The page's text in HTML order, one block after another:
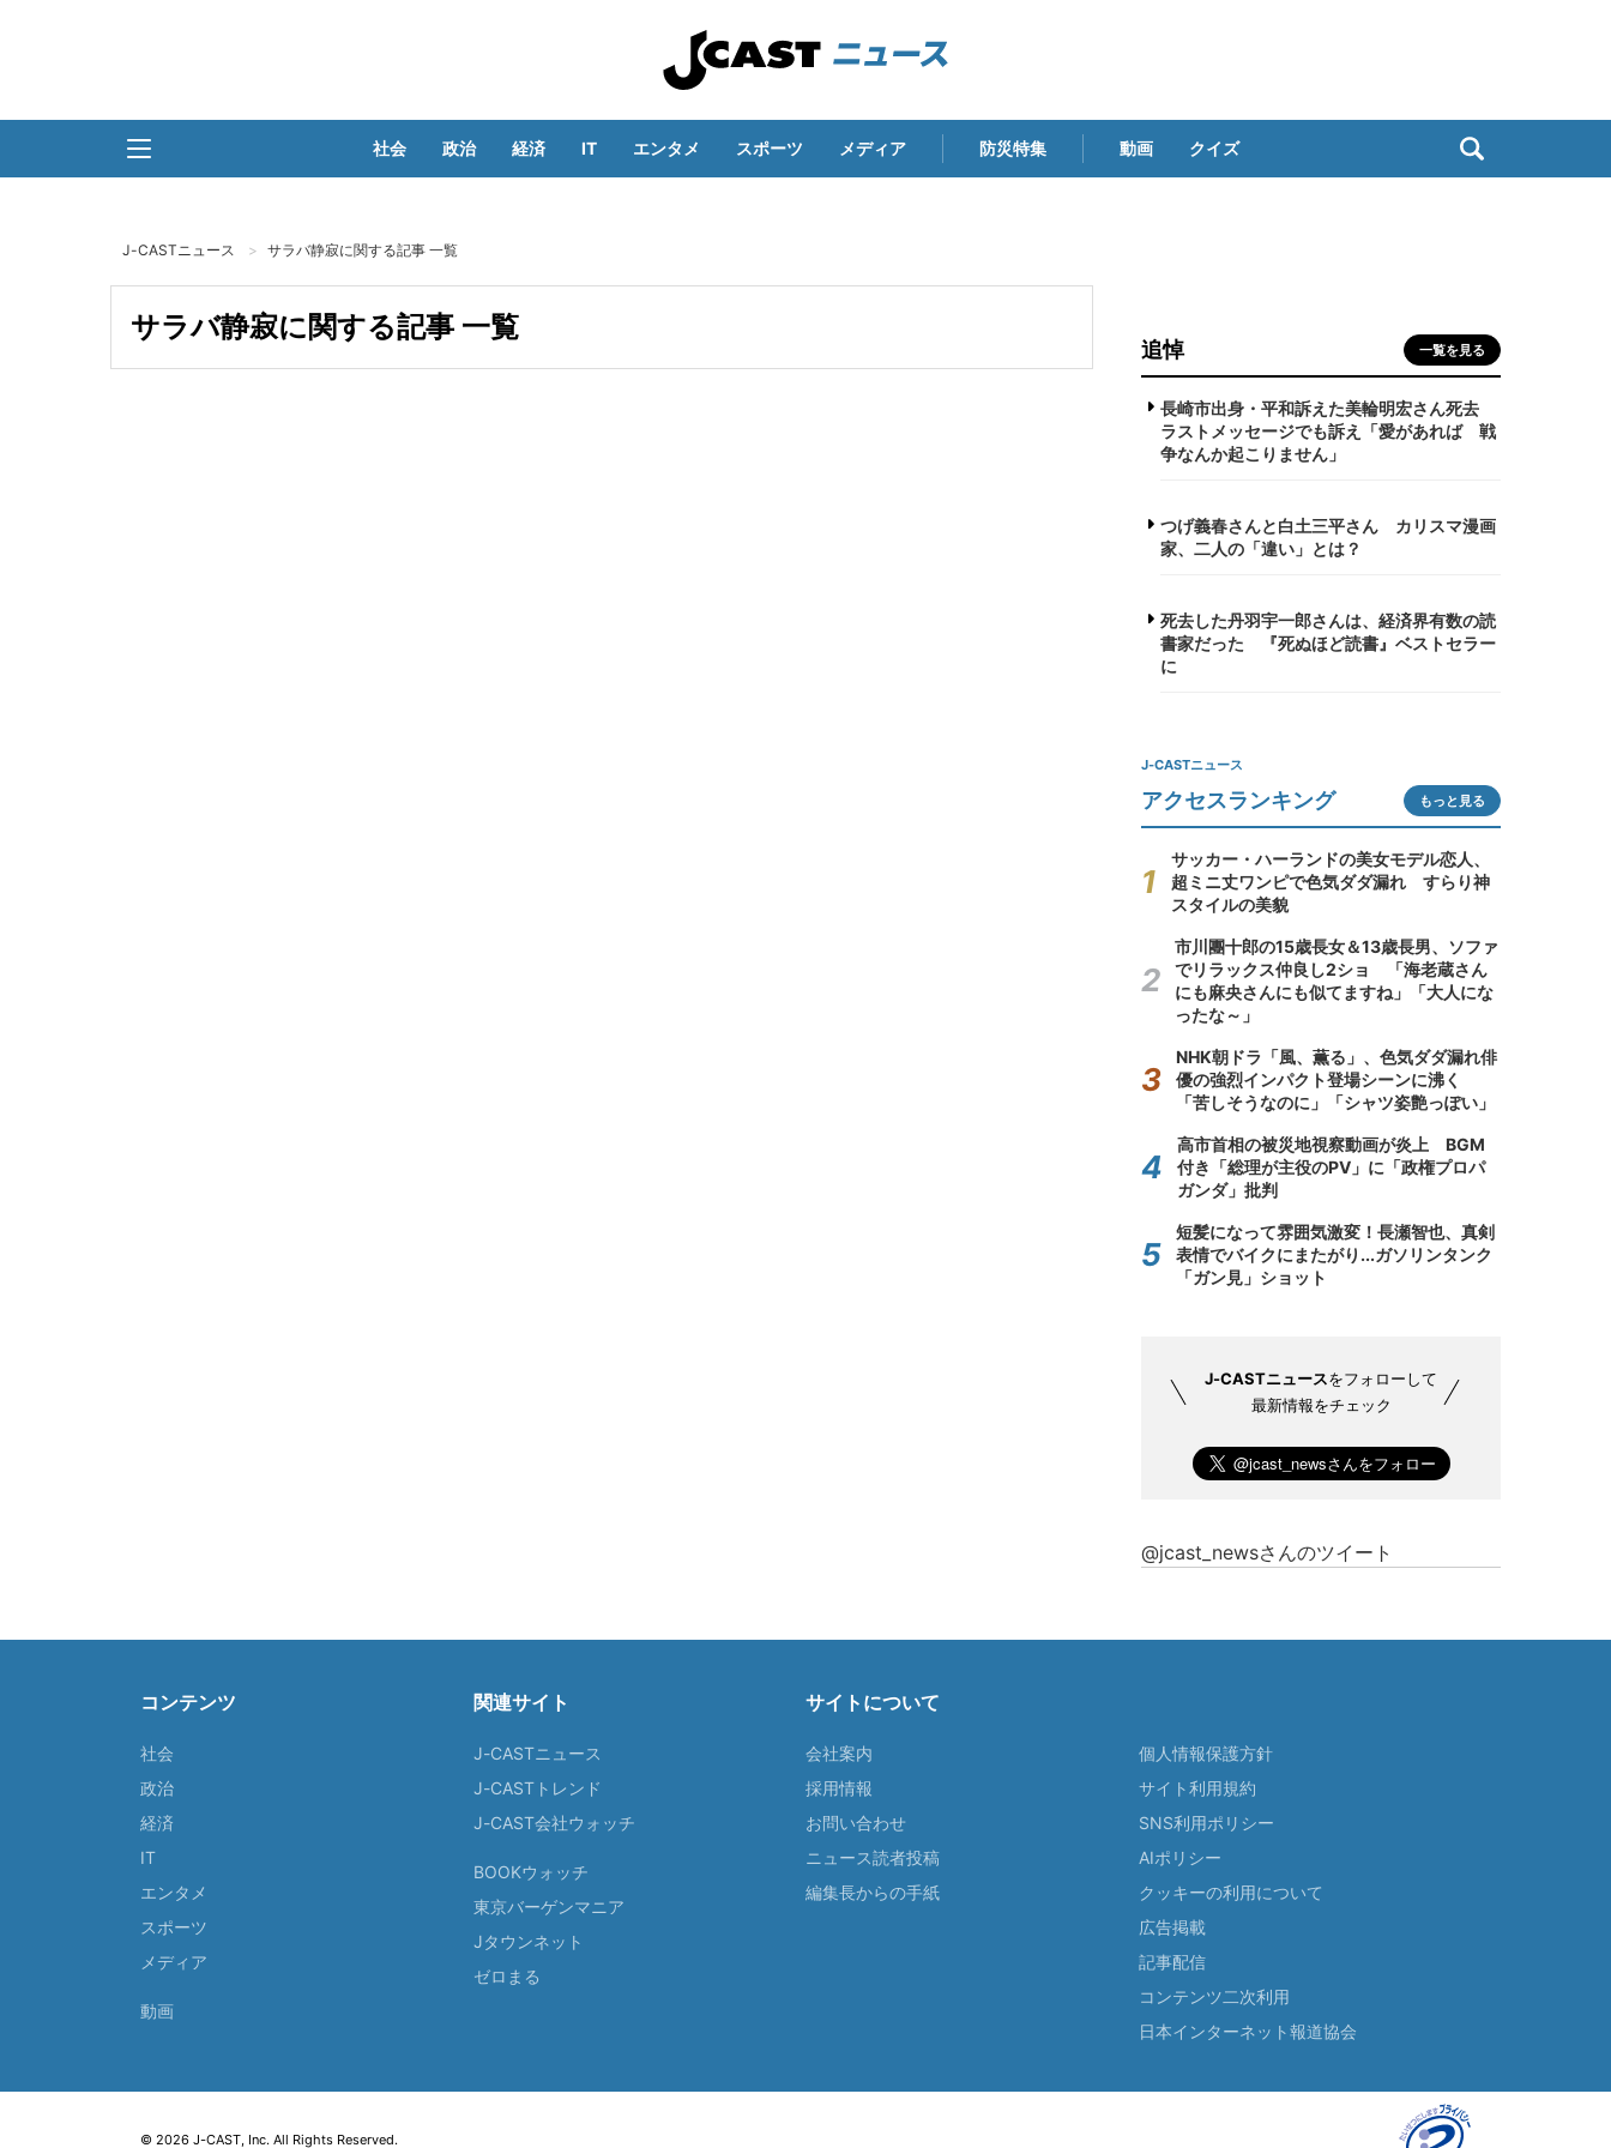
社会 政治 経済 IT エンタメ スポーツ メディア 防災特集 動画 クイズ
J-CASTニュース サラバ静寂に関する記事 一覧
サラバ静寂に関する記事 一覧
追悼 一覧を見る
長崎市出身・平和訴えた美輪明宏さん死去
ラストメッセージでも訴え「愛があれば 戦
争なんか起こりません」
つげ義春さんと白土三平さん カリスマ漫画
家、二人の「違い」とは？
死去した丹羽宇一郎さんは、経済界有数の読
書家だった 『死ぬほど読書』ベストセラー
に
J-CASTニュース
アクセスランキング もっと見る
サッカー・ハーランドの美女モデル恋人、
超ミニ丈ワンピで色気ダダ漏れ すらり神
スタイルの美貌
市川團十郎の15歳長女＆13歳長男、ソファ
でリラックス仲良し2ショ 「海老蔵さん
にも麻央さんにも似てますね」「大人にな
ったな～」
NHK朝ドラ「風、薫る」、色気ダダ漏れ俳
優の強烈インパクト登場シーンに沸く
「苦しそうなのに」「シャツ姿艶っぽい」
高市首相の被災地視察動画が炎上 BGM
付き「総理が主役のPV」に「政権プロパ
ガンダ」批判
短髪になって雰囲気激変！長瀬智也、真剣
表情でバイクにまたがり...ガソリンタンク
「ガン見」ショット
J-CASTニュースをフォローして
最新情報をチェック
@jcast_newsさんのツイート
コンテンツ
社会
政治
経済
IT
エンタメ
スポーツ
メディア
動画
関連サイト
J-CASTニュース
J-CASTトレンド
J-CAST会社ウォッチ
BOOKウォッチ
東京バーゲンマニア
Jタウンネット
ゼロまる
サイトについて
会社案内
採用情報
お問い合わせ
ニュース読者投稿
編集長からの手紙
個人情報保護方針
サイト利用規約
SNS利用ポリシー
AIポリシー
クッキーの利用について
広告掲載
記事配信
コンテンツ二次利用
日本インターネット報道協会
© 2026 J-CAST, Inc. All Rights Reserved.